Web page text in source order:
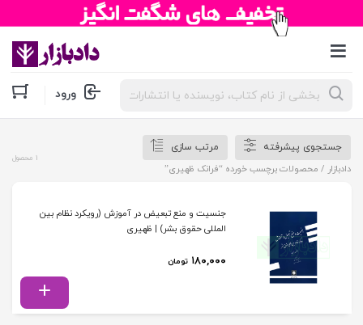
جستجوی
محصولات ورود
جستجوی پیشرفته
مرتب سازی
دادبازار / محصولات برچسب خورده “فرانک ظهیری”
1 محصول
جنسیت و منع تبعیض در آموزش (رویکرد نظام بین
المللی حقوق بشر) | ظهیری
۱۸۰,۰۰۰ تومان